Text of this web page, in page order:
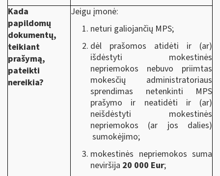
Kada
papildomų
dokumentų,
teikiant
prašymą,
pateikti
nereikia?
Jeigu įmonė:
neturi galiojančių MPS;
dėl prašomos atidėti ir (ar)
išdėstyti mokestinės
nepriemokos nebuvo priimtas
mokesčių administratoriaus
sprendimas netenkinti MPS
prašymo ir neatidėti ir (ar)
neišdėstyti mokestinės
nepriemokos (ar jos dalies)
sumokėjimo;
mokestinės nepriemokos suma
neviršija 20 000 Eur;